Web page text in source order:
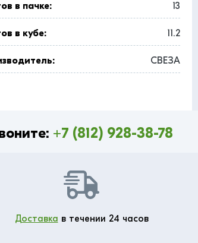
в пачке: 13
в кубе: 11.2
СВЕЗА
+7 (812) 928-38-78
Доставка в течении 24 часов